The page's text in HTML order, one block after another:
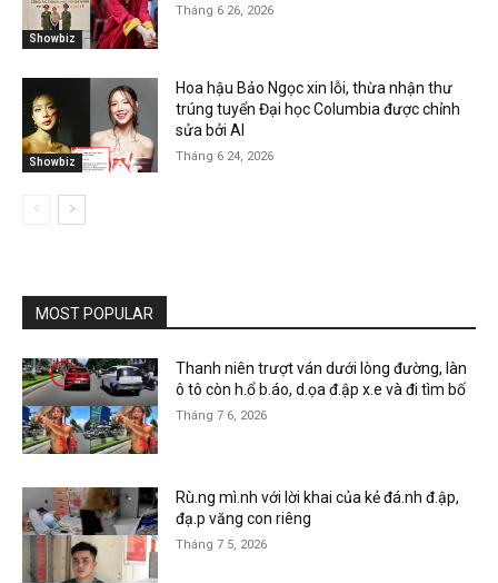
Showbiz
Tháng 6 26, 2026
Showbiz
Hoa hậu Bảo Ngọc xin lỗi, thừa nhận thư
trúng tuyển Đại học Columbia được chỉnh
sửa bởi AI
Tháng 6 24, 2026
MOST POPULAR
Thanh niên trượt ván dưới lòng đường, làn
ô tô còn h.ổ b.áo, d.ọa đ.ập x.e và đi tìm bố
Tháng 7 6, 2026
Rù.ng mì.nh với lời khai của kẻ đá.nh đ.ập,
đạ.p văng con riêng
Tháng 7 5, 2026